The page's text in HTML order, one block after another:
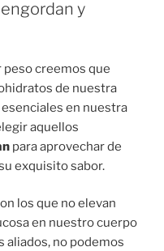
y
creemos que
de nuestra
en nuestra
aquellos
para aprovechar de
exquisito sabor.
los que no elevan
en nuestro cuerpo
aliados, no podemos